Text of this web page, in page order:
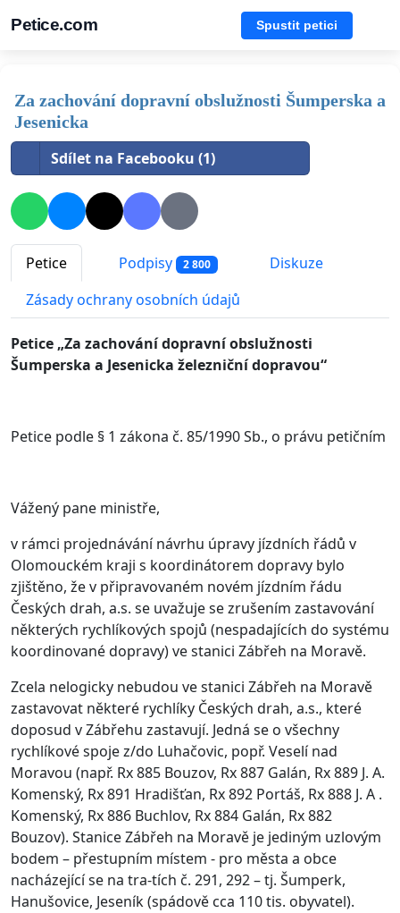
Petice.com Spustit petici
Za zachování dopravní obslužnosti Šumperska a
Jesenicka
Sdílet na Facebooku (1)
Petice Podpisy 2 800
Diskuze
Zásady ochrany osobních údajů
Petice „Za zachování dopravní obslužnosti
Šumperska a Jesenicka železniční dopravou“
Petice podle § 1 zákona č. 85/1990 Sb., o právu petičním
Vážený pane ministře,
v rámci projednávání návrhu úpravy jízdních řádů v
Olomouckém kraji s koordinátorem dopravy bylo
zjištěno, že v připravovaném novém jízdním řádu
Českých drah, a.s. se uvažuje se zrušením zastavování
některých rychlíkových spojů (nespadajících do systému
koordinované dopravy) ve stanici Zábřeh na Moravě.
Zcela nelogicky nebudou ve stanici Zábřeh na Moravě
zastavovat některé rychlíky Českých drah, a.s., které
doposud v Zábřehu zastavují. Jedná se o všechny
rychlíkové spoje z/do Luhačovic, popř. Veselí nad
Moravou (např. Rx 885 Bouzov, Rx 887 Galán, Rx 889 J. A.
Komenský, Rx 891 Hradišťan, Rx 892 Portáš, Rx 888 J. A .
Komenský, Rx 886 Buchlov, Rx 884 Galán, Rx 882
Bouzov). Stanice Zábřeh na Moravě je jediným uzlovým
bodem – přestupním místem - pro města a obce
nacházející se na tra-tích č. 291, 292 – tj. Šumperk,
Hanušovice, Jeseník (spádově cca 110 tis. obyvatel).